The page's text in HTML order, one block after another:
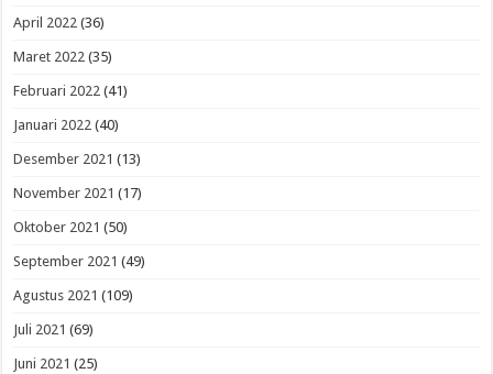
April 2022 (36)
Maret 2022 (35)
Februari 2022 (41)
Januari 2022 (40)
Desember 2021 (13)
November 2021 (17)
Oktober 2021 (50)
September 2021 (49)
Agustus 2021 (109)
Juli 2021 (69)
Juni 2021 (25)